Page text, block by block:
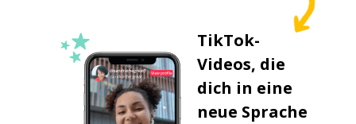
TikTok-
Videos, die
dich in eine
neue Sprache